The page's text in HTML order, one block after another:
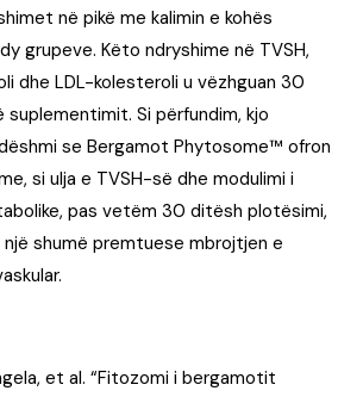
në pikë me kalimin e kohës
grupeve. Këto ndryshime në TVSH,
dhe LDL-kolesteroli u vëzhguan 30
Si përfundim, kjo
se Bergamot Phytosome™ ofron
si ulja e TVSH-së dhe modulimi i
pas vetëm 30 ditësh plotësimi,
një shumë premtuese mbrojtjen e
et al. “Fitozomi i bergamotit